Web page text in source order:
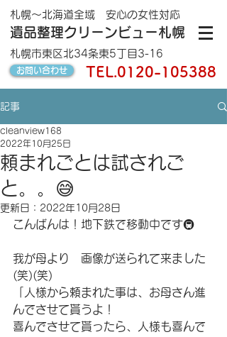
遺品整理クリーンビュー札幌
札幌～北海道全域 安心の女性対応
札幌市東区北34条東5丁目3-16
お問い合わせ TEL.0120-105388
記事
頼まれごとは試されご
と。。😅
cleanview168
2022年10月25日
更新日： 2022年10月28日
こんばんは！地下鉄で移動中です🚇
我が母より　画像が送られて来ました
(笑)(笑)
「人様から頼まれた事は、お母さん進
んでさせて貰うよ！
喜んでさせて貰ったら、人様も喜んで